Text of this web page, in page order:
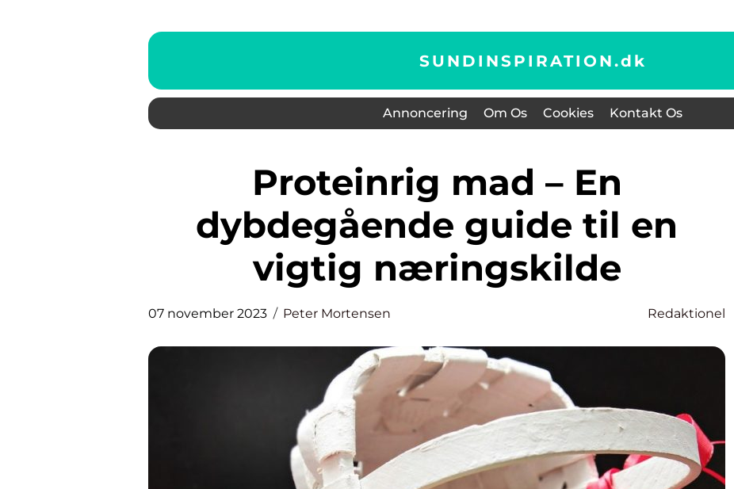
SUNDINSPIRATION.dk
Annoncering Om Os Cookies Kontakt Os
Proteinrig mad – En
dybdegående guide til en
vigtig næringskilde
07 november 2023 Peter Mortensen Redaktionel